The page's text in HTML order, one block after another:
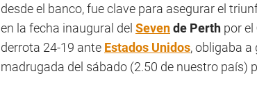
desde el banco, fue clave para asegurar el
en la fecha inaugural del Sevende Perth por el
derrota 24-19 ante Estados Unidos, obligaba a
madrugada del sábado (2.50 de nuestro país)